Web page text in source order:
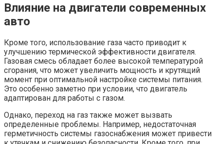
Влияние на двигатели современных
авто
Кроме того, использование газа часто приводит к
улучшению термической эффективности двигателя.
Газовая смесь обладает более высокой температурой
сгорания, что может увеличить мощность и крутящий
момент при оптимальной настройке системы питания.
Это особенно заметно при условии, что двигатель
адаптирован для работы с газом.
Однако, переход на газ также может вызвать
определенные проблемы. Например, недостаточная
герметичность системы газоснабжения может привести